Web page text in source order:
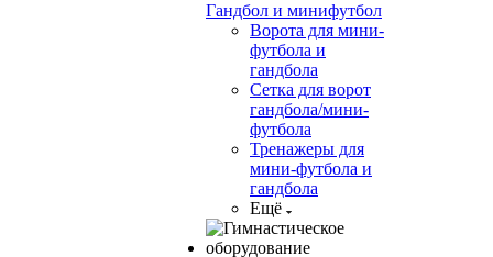
Гандбол и минифутбол
Ворота для мини-
футбола и
гандбола
Сетка для ворот
гандбола/мини-
футбола
Тренажеры для
мини-футбола и
гандбола
Ещё